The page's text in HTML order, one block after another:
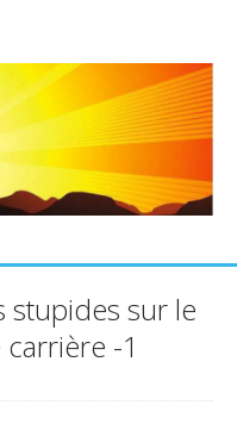
stupides sur le
-1